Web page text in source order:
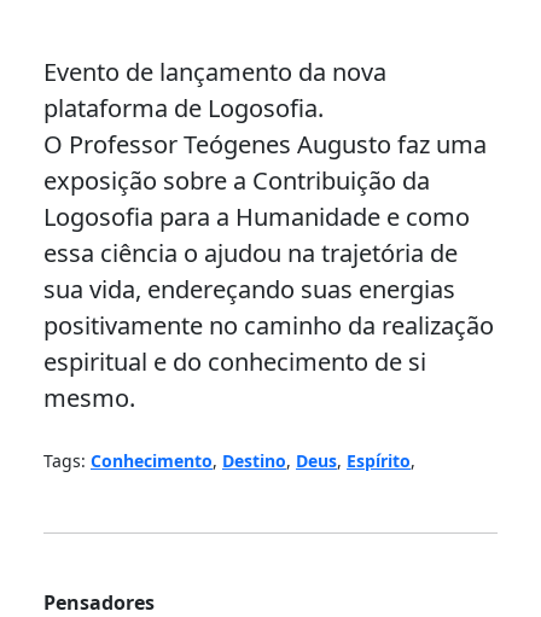
Evento de lançamento da nova
plataforma de Logosofia.
O Professor Teógenes Augusto faz uma
exposição sobre a Contribuição da
Logosofia para a Humanidade e como
essa ciência o ajudou na trajetória de
sua vida, endereçando suas energias
positivamente no caminho da realização
espiritual e do conhecimento de si
mesmo.
Tags: Conhecimento, Destino, Deus, Espírito,
Pensadores